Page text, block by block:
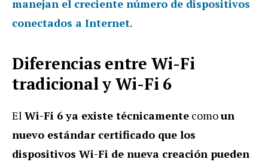
manejan el creciente número de dispositivos
conectados a Internet.
Diferencias entre Wi-Fi
tradicional y Wi-Fi 6
El Wi-Fi 6 ya existe técnicamente comoun
nuevo estándar certificado que los
dispositivos Wi-Fi de nueva creación pueden